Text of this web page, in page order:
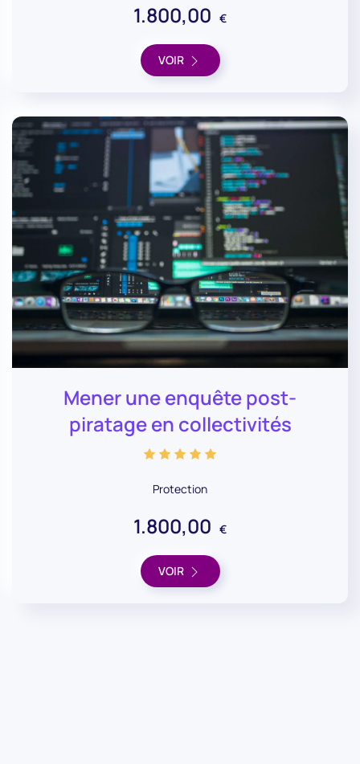
1.800,00 €
VOIR
Mener une enquête post-
piratage en collectivités
Protection
1.800,00 €
VOIR